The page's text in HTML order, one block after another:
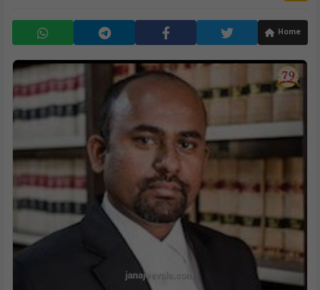
Home